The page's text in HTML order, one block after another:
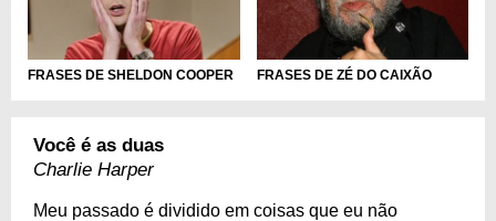
FRASES DE SHELDON COOPER FRASES DE ZÉ DO CAIXÃO
Você é as duas
Charlie Harper
Meu passado é dividido em coisas que eu não